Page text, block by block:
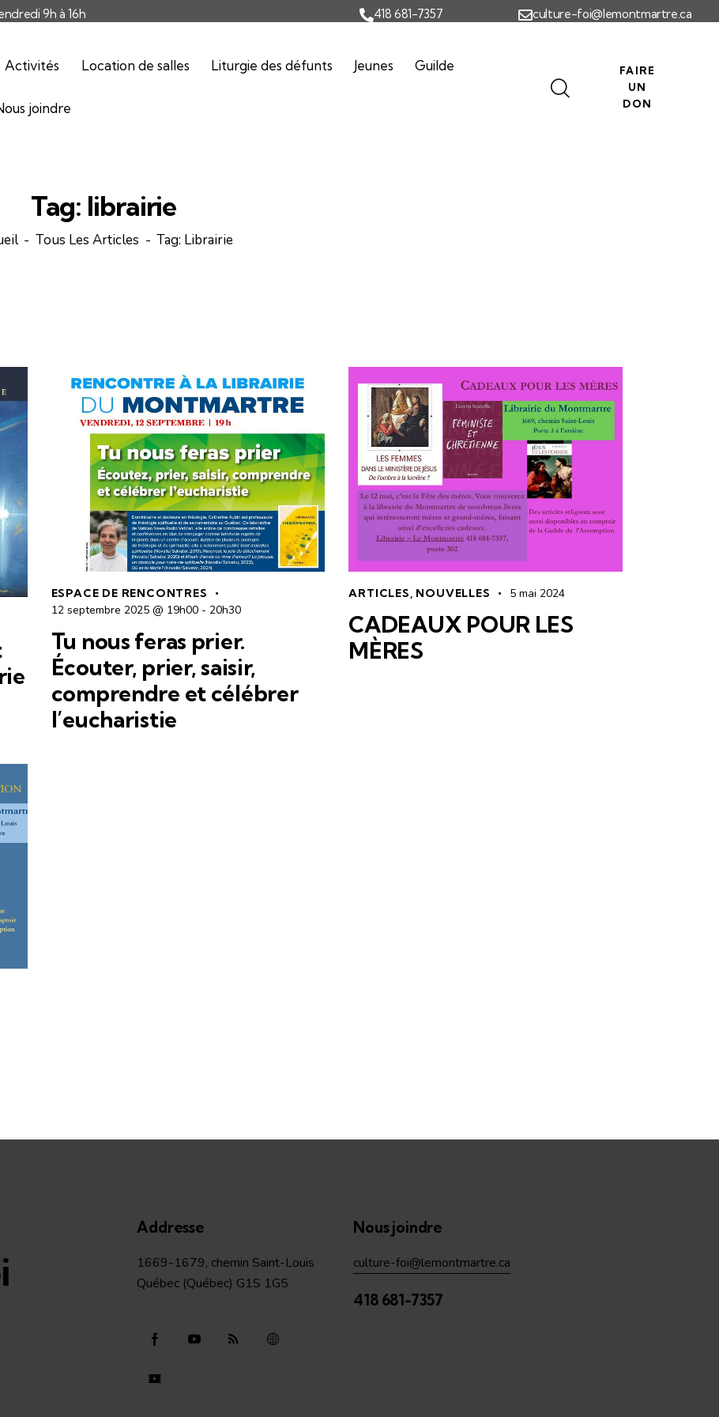
9h à 16h 418 681-7357 culture-foi@lemontmartre.ca
Activités Location de salles Liturgie des défunts Jeunes Guilde
joindre
FAIRE
UN
DON
Tag: librairie
Tous Les Articles Tag: Librairie
ESPACE DE RENCONTRES
12 septembre 2025 @ 19h00- 20h30
Tu nous feras prier.
Écouter, prier, saisir,
comprendre et célébrer
l’eucharistie
ARTICLES, NOUVELLES 5 mai 2024
CADEAUX POUR LES
MÈRES
Addresse
1669-1679, chemin Saint-Louis
Québec (Québec) G1S 1G5
Nous joindre
culture-foi@lemontmartre.ca
418 681-7357